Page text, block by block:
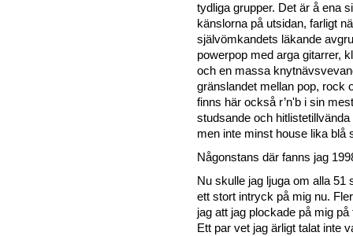
tydliga grupper. Det är å ena
känslorna på utsidan, farligt
självömkandets läkande
powerpop med arga gitarrer,
och en massa
gränslandet mellan pop, rock
finns här också r’n'b i sin
studsande och
men inte minst house lika blå
Någonstans där fanns jag
Nu skulle jag ljuga om alla 51
ett stort intryck på mig nu.
jag att jag plockade på mig
Ett par vet jag ärligt talat inte